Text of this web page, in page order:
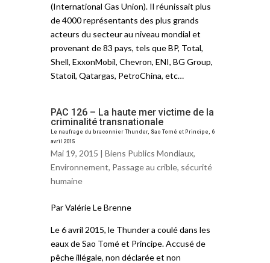
(International Gas Union). Il réunissait plus
de 4000 représentants des plus grands
acteurs du secteur au niveau mondial et
provenant de 83 pays, tels que BP, Total,
Shell, ExxonMobil, Chevron, ENI, BG Group,
Statoil, Qatargas, PetroChina, etc…
PAC 126 – La haute mer victime de la
criminalité transnationale
Le naufrage du braconnier Thunder, Sao Tomé et Principe, 6
avril 2015
Mai 19, 2015 | Biens Publics Mondiaux,
Environnement, Passage au crible, sécurité
humaine
Par Valérie Le Brenne
Le 6 avril 2015, le Thunder a coulé dans les
eaux de Sao Tomé et Principe. Accusé de
pêche illégale, non déclarée et non